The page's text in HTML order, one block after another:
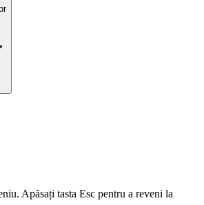
Apăsați tasta Esc pentru a reveni la